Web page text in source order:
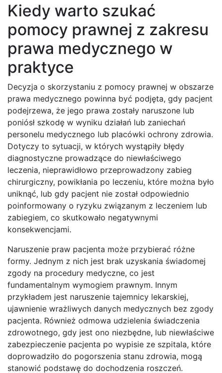
Kiedy warto szukać
pomocy prawnej z zakresu
prawa medycznego w
praktyce
Decyzja o skorzystaniu z pomocy prawnej w obszarze
prawa medycznego powinna być podjęta, gdy pacjent
podejrzewa, że jego prawa zostały naruszone lub
poniósł szkodę w wyniku działań lub zaniechań
personelu medycznego lub placówki ochrony zdrowia.
Dotyczy to sytuacji, w których wystąpiły błędy
diagnostyczne prowadzące do niewłaściwego
leczenia, nieprawidłowo przeprowadzony zabieg
chirurgiczny, powikłania po leczeniu, które można było
uniknąć, lub gdy pacjent nie został odpowiednio
poinformowany o ryzyku związanym z leczeniem lub
zabiegiem, co skutkowało negatywnymi
konsekwencjami.
Naruszenie praw pacjenta może przybierać różne
formy. Jednym z nich jest brak uzyskania świadomej
zgody na procedury medyczne, co jest
fundamentalnym wymogiem prawnym. Innym
przykładem jest naruszenie tajemnicy lekarskiej,
ujawnienie wrażliwych danych medycznych bez zgody
pacjenta. Również odmowa udzielenia świadczenia
zdrowotnego, gdy jest ono niezbędne, lub niewłaściwe
zabezpieczenie pacjenta po wypisie ze szpitala, które
doprowadziło do pogorszenia stanu zdrowia, mogą
stanowić podstawę do dochodzenia roszczeń.